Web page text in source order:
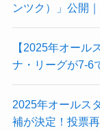
ンツク）」公開
【2025年オー
ナ・リーグが7-6
2025年オールス
補が決定！投票